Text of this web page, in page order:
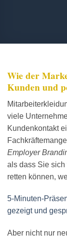
Wie der
Kunden und
viele
Kundenkontakt
Employer
als dass Sie
retten können,
5-Minuten-
gezeigt und
Aber nicht nur